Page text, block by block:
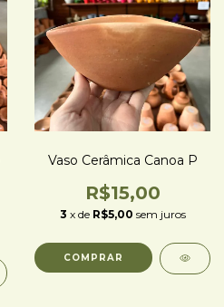
Vaso Cerâmica Canoa P
R$15,00
3 x de R$5,00 sem juros